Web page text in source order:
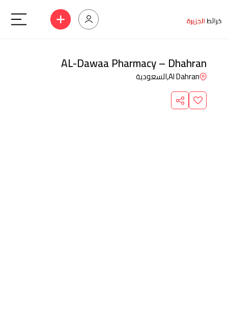
AL-Dawaa Pharmacy – Dhahran
Al Dahran,السعودية